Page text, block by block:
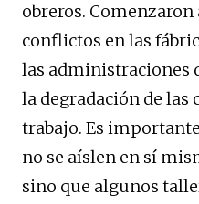
obreros. Comenzaron
conflictos en las
las administraciones
la degradación de las
trabajo. Es
no se aíslen en sí
sino que algunos